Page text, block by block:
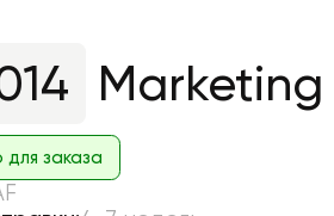
Marketing
для заказа